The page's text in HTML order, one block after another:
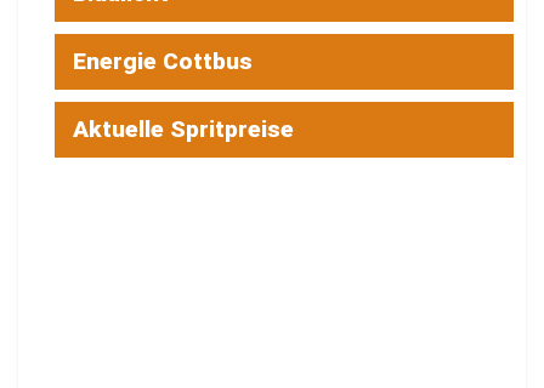
Energie Cottbus
Aktuelle Spritpreise